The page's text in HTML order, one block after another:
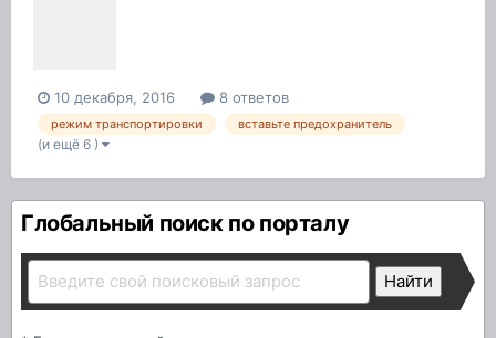
10 декабря, 2016 8 ответов
режим транспортировки вставьте предохранитель
(и ещё 6 )
Глобальный поиск по порталу